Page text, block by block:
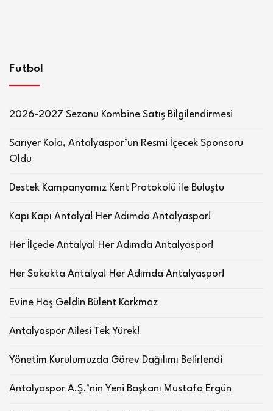
Futbol
2026-2027 Sezonu Kombine Satış Bilgilendirmesi
Sarıyer Kola, Antalyaspor’un Resmi İçecek Sponsoru
Oldu
Destek Kampanyamız Kent Protokolü ile Buluştu
Kapı Kapı Antalya! Her Adımda Antalyaspor!
Her İlçede Antalya! Her Adımda Antalyaspor!
Her Sokakta Antalya! Her Adımda Antalyaspor!
Evine Hoş Geldin Bülent Korkmaz
Antalyaspor Ailesi Tek Yürek!
Yönetim Kurulumuzda Görev Dağılımı Belirlendi
Antalyaspor A.Ş.’nin Yeni Başkanı Mustafa Ergün